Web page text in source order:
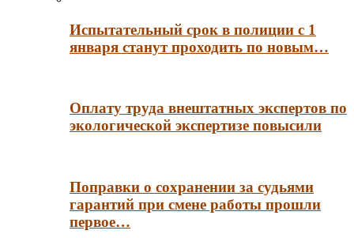
Испытательный срок в полиции с 1
января станут проходить по новым…
Оплату труда внештатных экспертов по
экологической экспертизе повысили
Поправки о сохранении за судьями
гарантий при смене работы прошли
первое…